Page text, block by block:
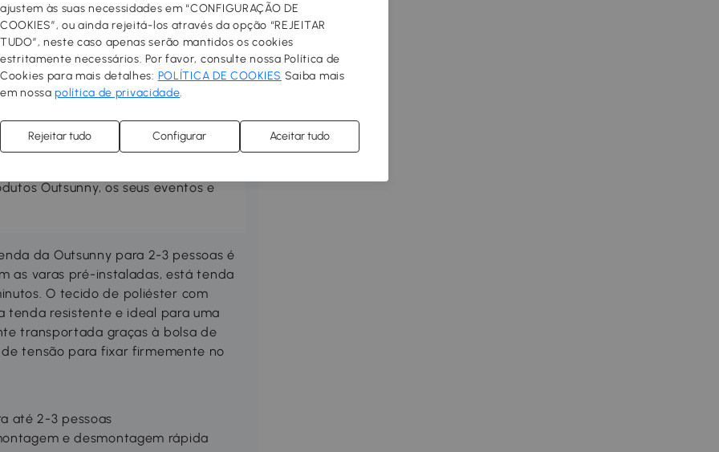
no seu espaço preferido.
prático e acolhedor.
toldos, guarda-sóis, pisos
mobiliário de exterior
um churrasco e desfrute ao
Outsunny, os seus eventos e
da Outsunny para 2-3 pessoas é
as varas pré-instaladas, está tenda
O tecido de poliéster com
tenda resistente e ideal para uma
transportada graças à bolsa de
tensão para fixar firmemente no
até 2-3 pessoas
e desmontagem rápida
ajustem às suas necessidades em “CONFIGURAÇÃO DE
COOKIES”, ou ainda rejeitá-los através da opção “REJEITAR
TUDO”, neste caso apenas serão mantidos os cookies
estritamente necessários. Por favor, consulte nossa Política de
Cookies para mais detalhes: POLÍTICA DE COOKIES Saiba mais
em nossapolítica de privacidade.
Rejeitar tudo Configurar Aceitar tudo